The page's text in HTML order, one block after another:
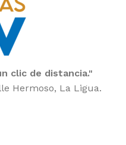
clic de distancia."
Hermoso, La Ligua.